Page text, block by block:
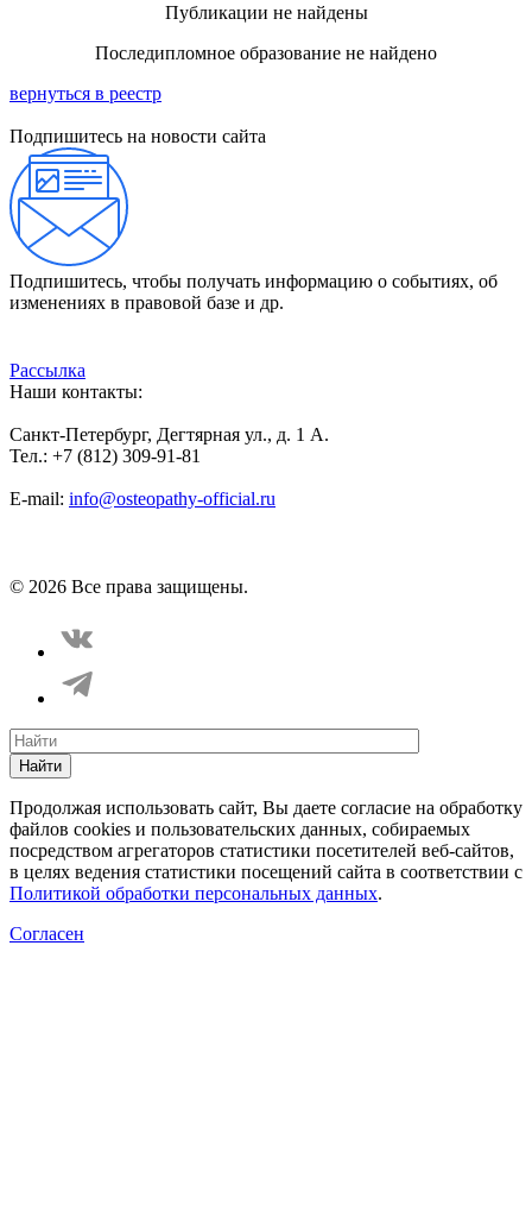
Публикации не найдены
Последипломное образование не найдено
вернуться в реестр
Подпишитесь на новости сайта
Подпишитесь, чтобы получать информацию о событиях, об
изменениях в правовой базе и др.
Рассылка
Наши контакты:
Санкт-Петербург, Дегтярная ул., д. 1 А.
Тел.: +7 (812) 309-91-81
E-mail: info@osteopathy-official.ru
© 2026 Все права защищены.
Найти
Продолжая использовать сайт, Вы даете согласие на обработку
файлов cookies и пользовательских данных, собираемых
посредством агрегаторов статистики посетителей веб-сайтов,
в целях ведения статистики посещений сайта в соответствии с
Политикой обработки персональных данных.
Согласен